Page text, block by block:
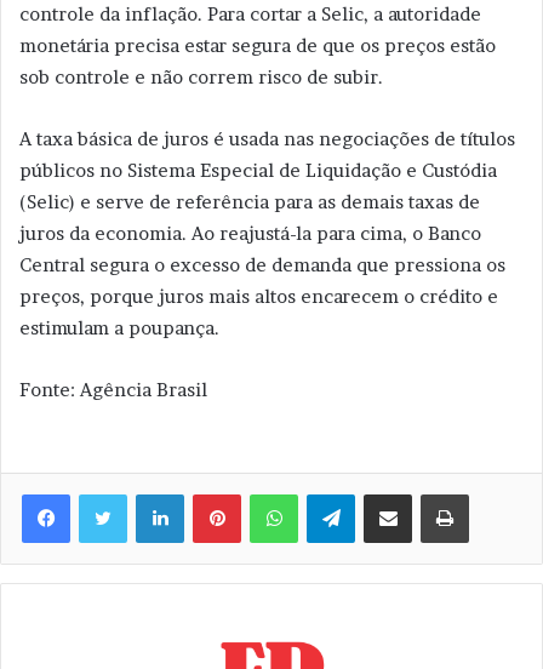
controle da inflação. Para cortar a Selic, a autoridade
monetária precisa estar segura de que os preços estão
sob controle e não correm risco de subir.
A taxa básica de juros é usada nas negociações de títulos
públicos no Sistema Especial de Liquidação e Custódia
(Selic) e serve de referência para as demais taxas de
juros da economia. Ao reajustá-la para cima, o Banco
Central segura o excesso de demanda que pressiona os
preços, porque juros mais altos encarecem o crédito e
estimulam a poupança.
Fonte: Agência Brasil
Linkedin WhatsApp Telegram